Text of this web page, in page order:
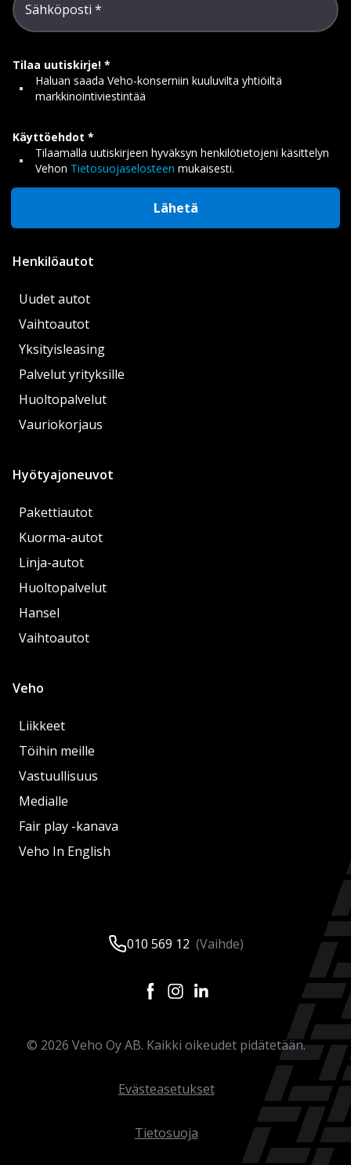
Sähköposti
Tilaa uutiskirje!
Haluan saada Veho-konserniin kuuluvilta yhtiöiltä
markkinointiviestintää
Käyttöehdot
Tilaamalla uutiskirjeen hyväksyn henkilötietojeni käsittelyn
Vehon Tietosuojaselosteen mukaisesti.
Lähetä
Henkilöautot
Uudet autot
Vaihtoautot
Yksityisleasing
Palvelut yrityksille
Huoltopalvelut
Vauriokorjaus
Hyötyajoneuvot
Pakettiautot
Kuorma-autot
Linja-autot
Huoltopalvelut
Hansel
Vaihtoautot
Veho
Liikkeet
Töihin meille
Vastuullisuus
Medialle
Fair play -kanava
Veho In English
010 569 12 (Vaihde)
© 2026 Veho Oy AB. Kaikki oikeudet pidätetään.
Evästeasetukset
Tietosuoja